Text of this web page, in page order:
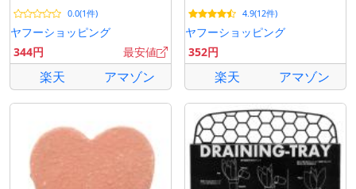
0.0(1件)
ヤフーショッピング
344円
最安値
楽天 アマゾン
4.9(12件)
ヤフーショッピング
352円
楽天 アマゾン